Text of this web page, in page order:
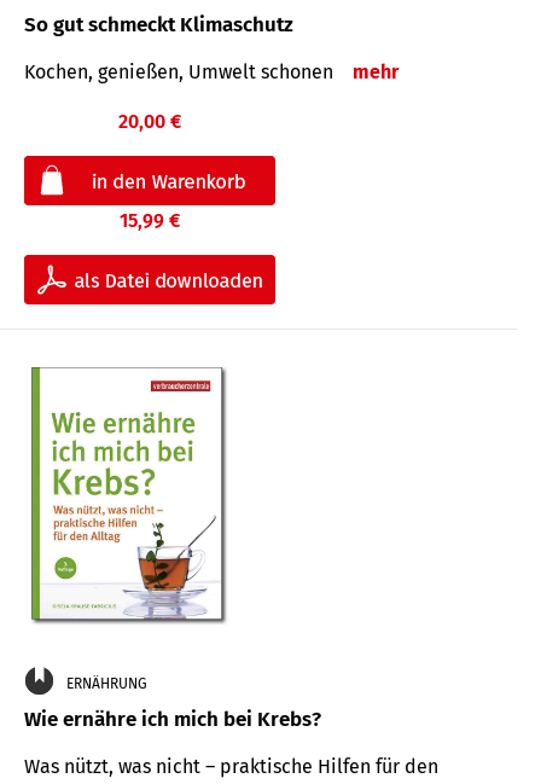
So gut schmeckt Klimaschutz
Kochen, genießen, Umwelt schonen mehr
20,00 €
15,99 €
ERNÄHRUNG
Wie ernähre ich mich bei Krebs?
Was nützt, was nicht – praktische Hilfen für den